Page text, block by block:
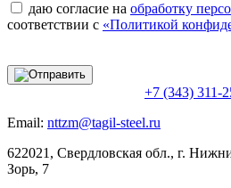
даю согласие на обработку
соответствии с «Политикой
+7 (343) 311-
Email: nttzm@tagil-steel.ru
622021, Свердловская обл., г.
Зорь, 7